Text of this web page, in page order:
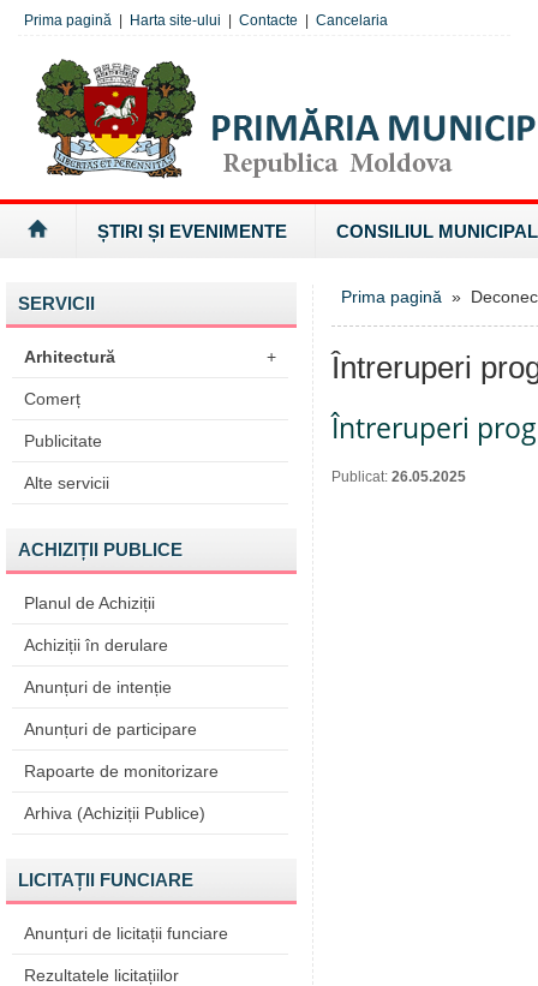
Prima pagină Harta site-ului Contacte Cancelaria
ȘTIRI ȘI EVENIMENTE CONSILIUL MUNICIPAL
SERVICII
Arhitectură +
Comerț
Publicitate
Alte servicii
ACHIZIȚII PUBLICE
Planul de Achiziții
Achiziții în derulare
Anunțuri de intenție
Anunțuri de participare
Rapoarte de monitorizare
Arhiva (Achiziții Publice)
LICITAȚII FUNCIARE
Anunțuri de licitații funciare
Rezultatele licitațiilor
Prima pagină »
Întreruperi
Întreruperi
Publicat: 26.05.2025